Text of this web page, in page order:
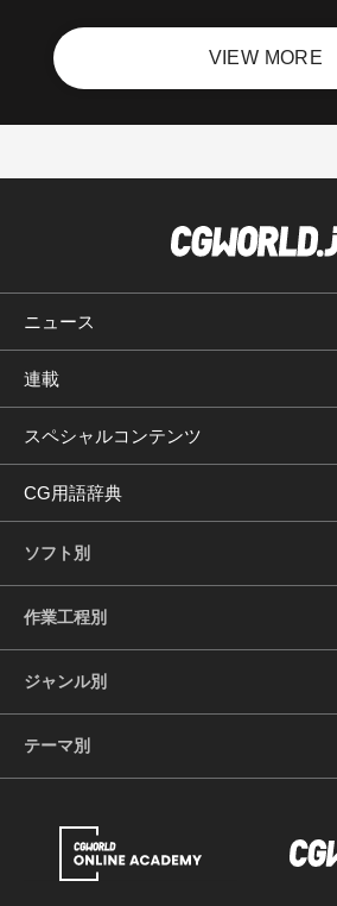
VIEW MORE
ニュース
連載
スペシャルコンテンツ
CG用語辞典
ソフト別
作業工程別
ジャンル別
テーマ別